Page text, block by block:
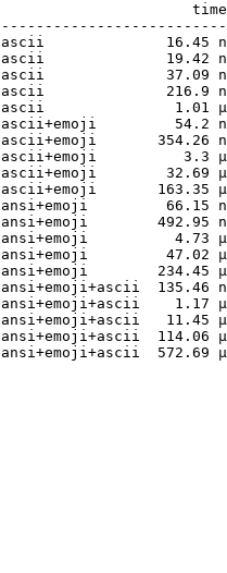
time
ascii
              16.45
ascii
              19.42
ascii
              37.09
ascii
              216.9
ascii
               1.01
ascii+emoji
         54.2
ascii+emoji
       354.26
ascii+emoji
          3.3
ascii+emoji
        32.69
ascii+emoji
       163.35
ansi+emoji
         66.15
ansi+emoji
        492.95
ansi+emoji
          4.73
ansi+emoji
         47.02
ansi+emoji
        234.45
ansi+emoji+ascii
  135.46
ansi+emoji+ascii
    1.17
ansi+emoji+ascii
   11.45
ansi+emoji+ascii
  114.06
ansi+emoji+ascii
  572.69